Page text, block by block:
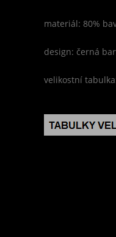
materiál: 80%
design: černá
velikostní